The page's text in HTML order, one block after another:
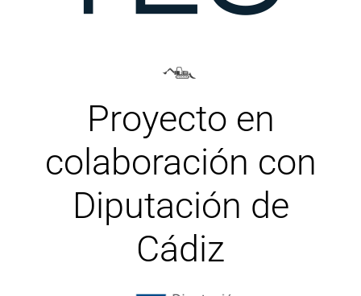
Proyecto en
colaboración con
Diputación de
Cádiz